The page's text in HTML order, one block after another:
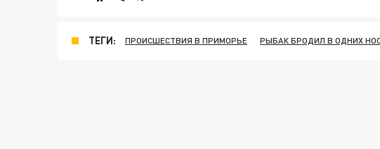
ТЕГИ: ПРОИСШЕСТВИЯ В ПРИМОРЬЕ РЫБАК БРОДИЛ В ОДНИХ